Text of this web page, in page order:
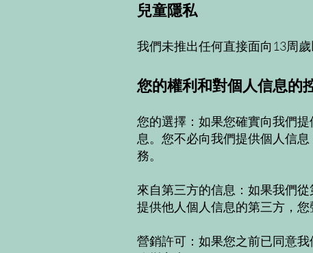
兒童隱私
我們未推出任何直接面向13周
您的權利和對個人信息的
您的選擇：如果您確實向我們
息。您不必向我們提供個人信
務。
來自第三方的信息：如果我們
提供他人個人信息的第三方，
營銷許可：如果您之前已同意